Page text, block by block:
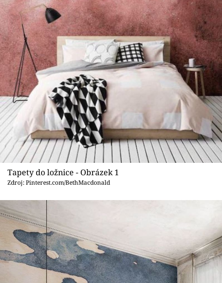
Přihlášení
Sledujte nás
Tapety do ložnice - Obrázek 1
Zdroj: Pinterest.com/BethMacdonald